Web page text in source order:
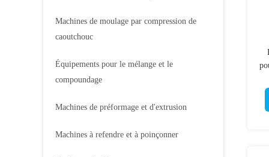
Machines de moulage par compression de
caoutchouc
Équipements pour le mélange et le
compoundage
Machines de préformage et d'extrusion
Machines à refendre et à poinçonner